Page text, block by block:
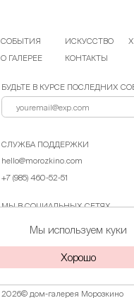
СОБЫТИЯ ИСКУССТВО
О ГАЛЕРЕЕ
КОНТАКТЫ
БУДЬТЕ В КУРСЕ ПОСЛЕДНИХ
СЛУЖБА ПОДДЕРЖКИ
hello@morozkino.com
+7 (985) 460-52-51
МЫ В СОЦИАЛЬНЫХ СЕТЯХ
Политика конфиденциальности
Реквизиты компании
2026© дом-галерея Морозкино
Мы используем куки
Хорошо